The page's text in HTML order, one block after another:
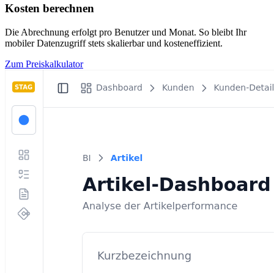
Kosten berechnen
Die Abrechnung erfolgt pro Benutzer und Monat. So bleibt Ihr
mobiler Datenzugriff stets skalierbar und kosteneffizient.
Zum Preiskalkulator